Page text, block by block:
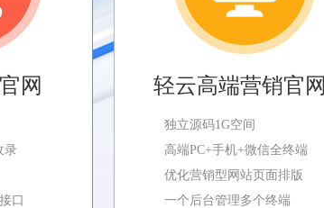
网
录
口
轻云高端营销官网
独立源码1G空间
高端PC+手机+微信全终端
优化营销型网站页面排版
一个后台管理多个终端